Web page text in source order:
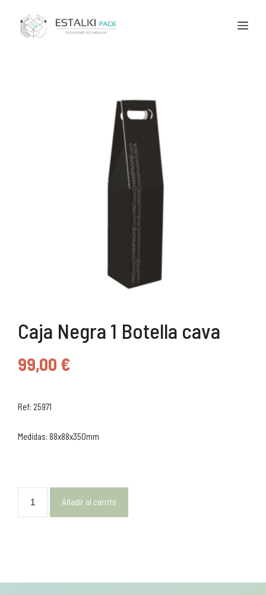
Caja Negra 1 Botella cava
99,00 €
Ref: 25971
Medidas: 88x88x350mm
Añadir al carrito